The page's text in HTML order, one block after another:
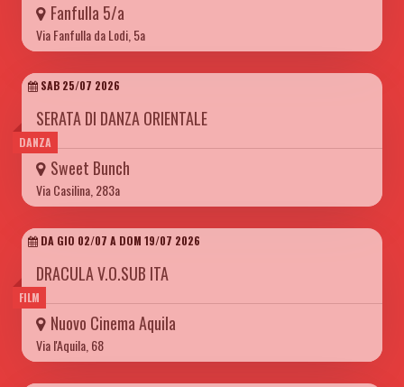
Fanfulla 5/a
Via Fanfulla da Lodi, 5a
DANZA
SAB 25/07 2026
SERATA DI DANZA ORIENTALE
Sweet Bunch
Via Casilina, 283a
FILM
DA GIO 02/07 A DOM 19/07 2026
DRACULA V.O.SUB ITA
Nuovo Cinema Aquila
Via l'Aquila, 68